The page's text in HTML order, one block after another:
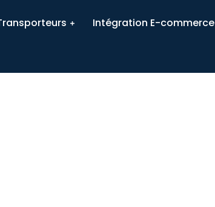
Intégration E-commerce
mon colis